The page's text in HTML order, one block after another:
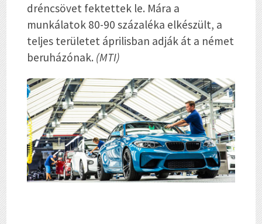
dréncsövet fektettek le. Mára a
munkálatok 80-90 százaléka elkészült, a
teljes területet áprilisban adják át a német
beruházónak. (MTI)